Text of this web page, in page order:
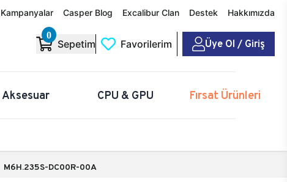
Kampanyalar Casper Blog Excalibur Clan Destek Hakkımızda
0
Sepetim Favorilerim Üye Ol / Giriş
Aksesuar CPU & GPU Fırsat Ürünleri
M6H.235S-DC00R-00A